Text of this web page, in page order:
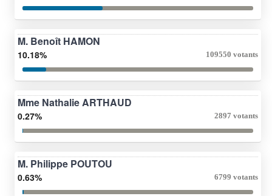
M. Benoît HAMON
10.18% 109550 votants
Mme Nathalie ARTHAUD
0.27% 2897 votants
M. Philippe POUTOU
0.63% 6799 votants